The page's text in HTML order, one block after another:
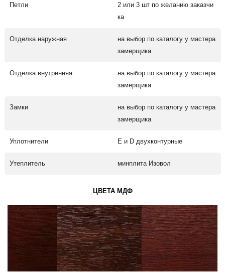
Петли
2 или 3 шт по желанию заказчи
ка
Отделка наружная
на выбор по каталогу у мастера
замерщика
Отделка внутренняя
на выбор по каталогу у мастера
замерщика
Замки
на выбор по каталогу у мастера
замерщика
Уплотнители Е и D двухконтурные
Утеплитель минплита Изовол
ЦВЕТА МДФ